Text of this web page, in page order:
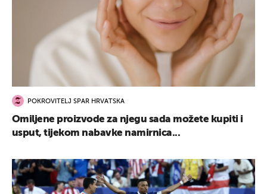
POKROVITELJ SPAR HRVATSKA
Omiljene proizvode za njegu sada možete kupiti i
usput, tijekom nabavke namirnica...